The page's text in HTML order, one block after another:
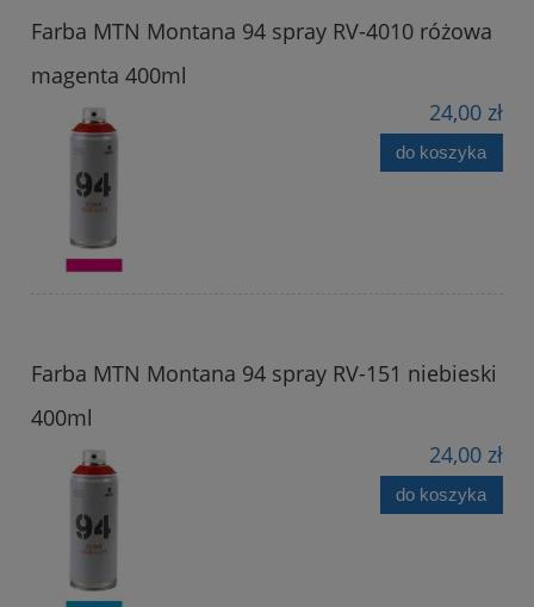
Farba MTN Montana 94 spray RV-4010 różowa
magenta 400ml
24,00 zł
do koszyka
Farba MTN Montana 94 spray RV-151 niebieski
400ml
24,00 zł
do koszyka